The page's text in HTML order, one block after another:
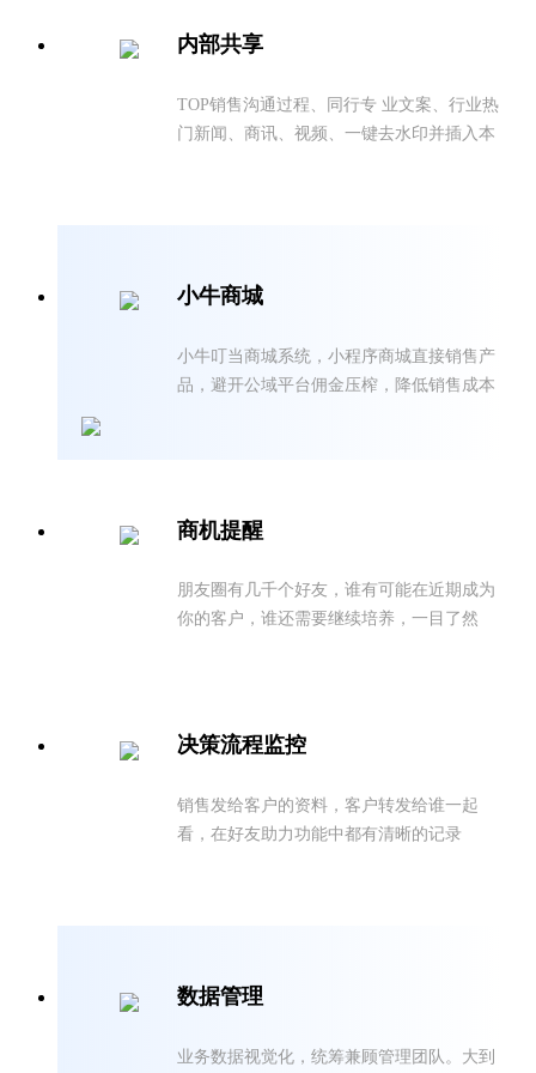
内部共享
TOP销售沟通过程、同行专 业文案、行业热
门新闻、商讯、视频、一键去水印并插入本
小牛商城
小牛叮当商城系统，小程序商城直接销售产
品，避开公域平台佣金压榨，降低销售成本
商机提醒
朋友圈有几千个好友，谁有可能在近期成为
你的客户，谁还需要继续培养，一目了然
决策流程监控
销售发给客户的资料，客户转发给谁一起
看，在好友助力功能中都有清晰的记录
数据管理
业务数据视觉化，统筹兼顾管理团队。大到